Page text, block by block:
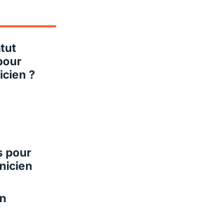
?
pour